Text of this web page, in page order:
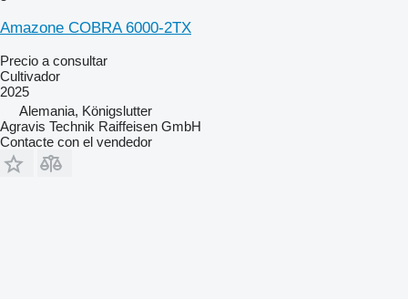
Amazone COBRA 6000-2TX
Precio a consultar
Cultivador
2025
Alemania, Königslutter
Agravis Technik Raiffeisen GmbH
Contacte con el vendedor